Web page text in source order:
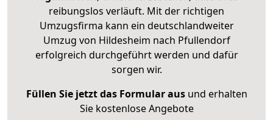
reibungslos verläuft. Mit der richtigen
Umzugsfirma kann ein deutschlandweiter
Umzug von Hildesheim nach Pfullendorf
erfolgreich durchgeführt werden und dafür
sorgen wir.
Füllen Sie jetzt das Formular ausund erhalten
Sie kostenlose Angebote